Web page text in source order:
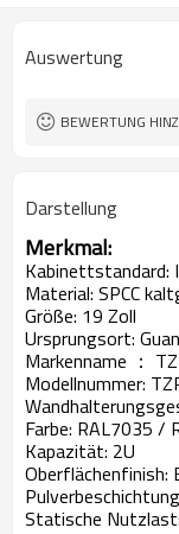
Auswertung
BEWERTUNG
Darstellung
Merkmal:
Kabinettstandard:
Material: SPCC
Größe: 19 Zoll
Ursprungsort:
Markenname ：
Modellnummer:
Farbe: RAL7035 /
Kapazität: 2U
Oberflächenfinish:
Pulverbeschichtung
Statische